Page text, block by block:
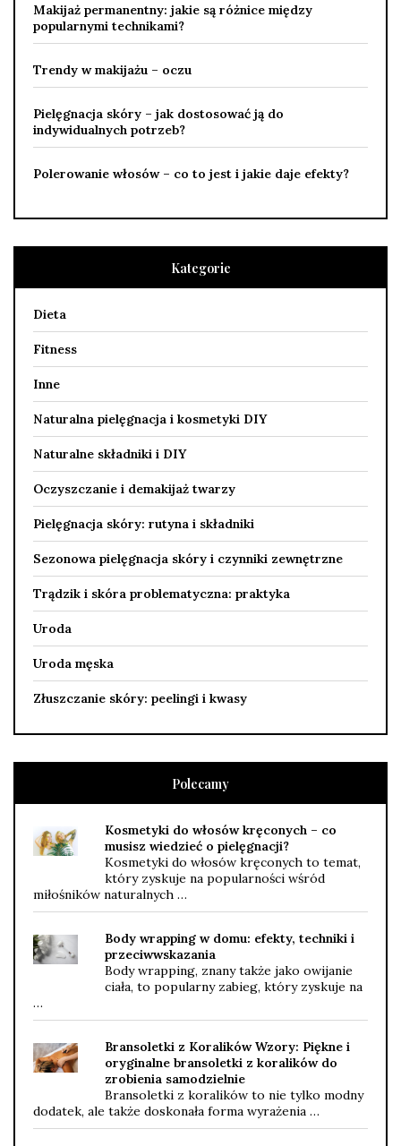
Makijaż permanentny: jakie są różnice między
popularnymi technikami?
Trendy w makijażu – oczu
Pielęgnacja skóry – jak dostosować ją do
indywidualnych potrzeb?
Polerowanie włosów – co to jest i jakie daje efekty?
Kategorie
Dieta
Fitness
Inne
Naturalna pielęgnacja i kosmetyki DIY
Naturalne składniki i DIY
Oczyszczanie i demakijaż twarzy
Pielęgnacja skóry: rutyna i składniki
Sezonowa pielęgnacja skóry i czynniki zewnętrzne
Trądzik i skóra problematyczna: praktyka
Uroda
Uroda męska
Złuszczanie skóry: peelingi i kwasy
Polecamy
Kosmetyki do włosów kręconych – co
musisz wiedzieć o pielęgnacji?
Kosmetyki do włosów kręconych to temat,
który zyskuje na popularności wśród
miłośników naturalnych …
Body wrapping w domu: efekty, techniki i
przeciwwskazania
Body wrapping, znany także jako owijanie
ciała, to popularny zabieg, który zyskuje na
…
Bransoletki z Koralików Wzory: Piękne i
oryginalne bransoletki z koralików do
zrobienia samodzielnie
Bransoletki z koralików to nie tylko modny
dodatek, ale także doskonała forma wyrażenia …